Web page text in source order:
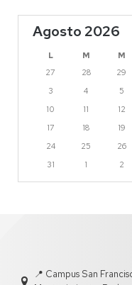
Agosto 2026
L M M
27
28 29
3
4 5
10
11 12
17
18 19
24
25 26
31
1 2
📍 Campus San